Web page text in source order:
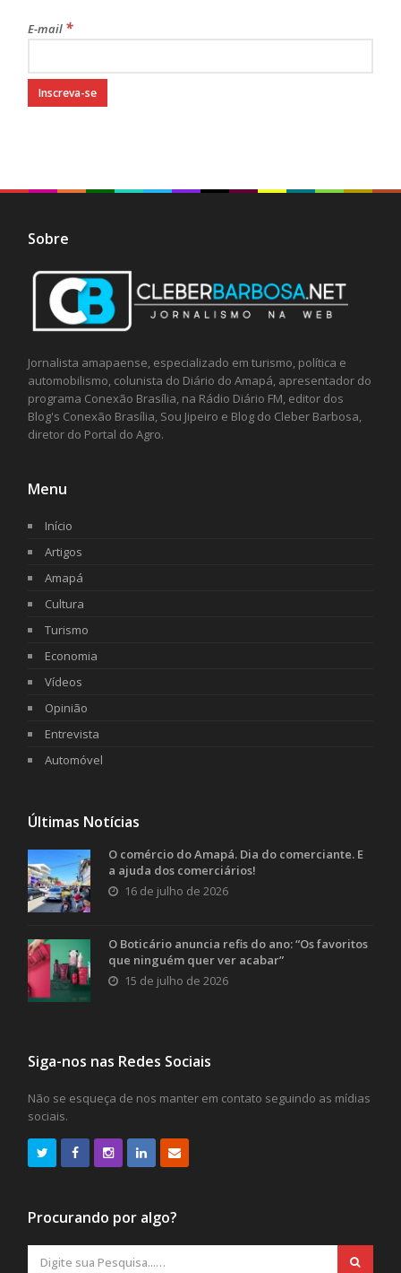
E-mail *
Sobre
Jornalista amapaense, especializado em turismo, política e
automobilismo, colunista do Diário do Amapá, apresentador do
programa Conexão Brasília, na Rádio Diário FM, editor dos
Blog's Conexão Brasília, Sou Jipeiro e Blog do Cleber Barbosa,
diretor do Portal do Agro.
Menu
Início
Artigos
Amapá
Cultura
Turismo
Economia
Vídeos
Opinião
Entrevista
Automóvel
Últimas Notícias
O comércio do Amapá. Dia do comerciante. E
a ajuda dos comerciários!
16 de julho de 2026
O Boticário anuncia refis do ano: “Os favoritos
que ninguém quer ver acabar”
15 de julho de 2026
Siga-nos nas Redes Sociais
Não se esqueça de nos manter em contato seguindo as mídias
sociais.
Procurando por algo?